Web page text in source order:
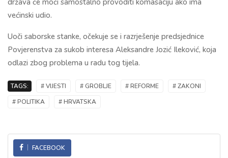
država će moći samostalno provoditi komasaciju ako ima
većinski udio.
Uoči saborske stanke, očekuje se i razrješenje predsjednice
Povjerenstva za sukob interesa Aleksandre Jozić Ileković, koja
odlazi zbog problema u radu tog tijela.
TAGS: # VIJESTI # GROBLJE # REFORME
# ZAKONI
# POLITIKA
# HRVATSKA
FACEBOOK